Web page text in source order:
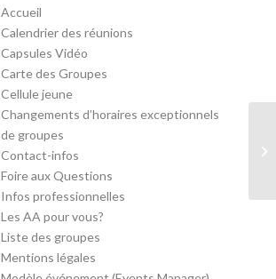
Accueil
Calendrier des réunions
Capsules Vidéo
Carte des Groupes
Cellule jeune
Changements d’horaires exceptionnels
de groupes
Contact-infos
Foire aux Questions
Infos professionnelles
Les AA pour vous?
Liste des groupes
Mentions légales